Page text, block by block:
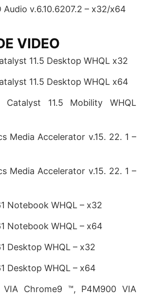
Audio v.6.10.6207.2 – x32/x64
VIDEO
11.5 Desktop WHQL x32
11.5 Desktop WHQL x64
11.5 Mobility WHQL
Media Accelerator v.15. 22. 1 –
Media Accelerator v.15. 22. 1 –
Notebook WHQL – x32
Notebook WHQL – x64
Desktop WHQL – x32
Desktop WHQL – x64
VIA Chrome9 ™, P4M900 VIA